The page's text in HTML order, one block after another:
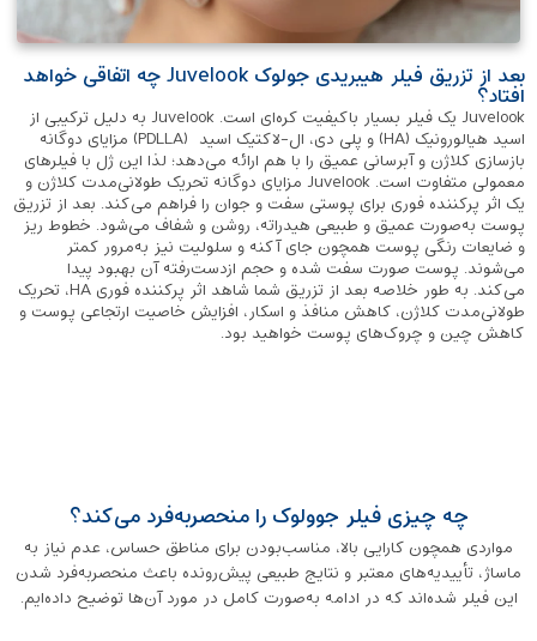
بعد از تزریق فیلر هیبریدی جولوک Juvelook چه اتفاقی خواهد
افتاد؟
Juvelook یک فیلر بسیار باکیفیت کره‌ای است. Juvelook به دلیل ترکیبی از
اسید هیالورونیک (HA) و پلی دی، ال-لاکتیک اسید (PDLLA) مزایای دوگانه
بازسازی کلاژن و آبرسانی عمیق را با هم ارائه می‌دهد؛ لذا این ژل با فیلرهای
معمولی متفاوت است. Juvelook مزایای دوگانه تحریک طولانی‌مدت کلاژن و
یک اثر پرکننده فوری برای پوستی سفت و جوان را فراهم می‌کند. بعد از تزریق
پوست به‌صورت عمیق و طبیعی هیدراته، روشن و شفاف می‌شود. خطوط ریز
و ضایعات رنگی پوست همچون جای آکنه و سلولیت نیز به‌مرور کمتر
می‌شوند. پوست صورت سفت شده و حجم ازدست‌رفته آن بهبود پیدا
می‌کند. به طور خلاصه بعد از تزریق شما شاهد اثر پرکننده فوری HA، تحریک
طولانی‌مدت کلاژن، کاهش منافذ و اسکار، افزایش خاصیت ارتجاعی پوست و
کاهش چین و چروک‌های پوست خواهید بود.
چه چیزی فیلر جوولوک را منحصربه‌فرد می‌کند؟
مواردی همچون کارایی بالا، مناسب‌بودن برای مناطق حساس، عدم نیاز به
ماساژ، تأییدیه‌های معتبر و نتایج طبیعی پیش‌رونده باعث منحصربه‌فرد شدن
این فیلر شده‌اند که در ادامه به‌صورت کامل در مورد آن‌ها توضیح داده‌ایم.